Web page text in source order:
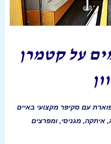
על קטמרן
מפוארת עם סקיפר מקצועי באיים
איתקה, מגניסי, ומפרצים